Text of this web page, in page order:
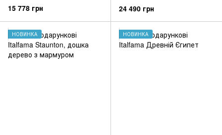
15 778 грн 24 490 грн
НОВИНКА НОВИНКА